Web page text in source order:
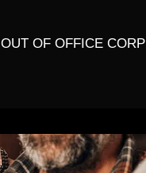
OUT OF OFFICE CORP